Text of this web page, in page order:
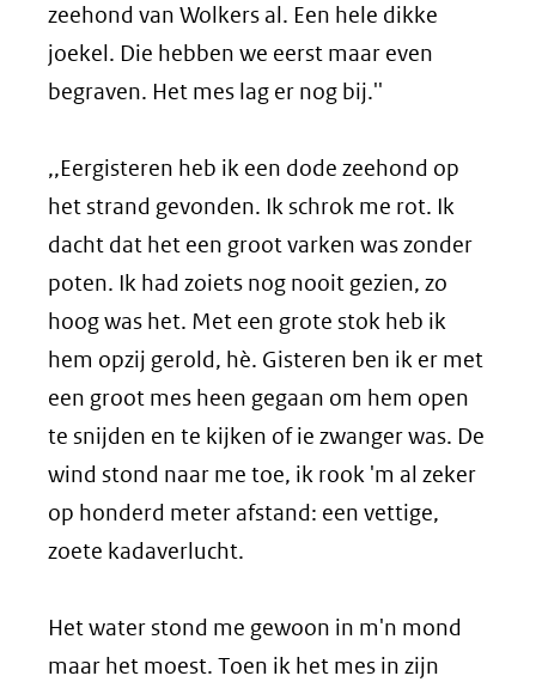
zeehond van Wolkers al. Een hele dikke
joekel. Die hebben we eerst maar even
begraven. Het mes lag er nog bij.''
,,Eergisteren heb ik een dode zeehond op
het strand gevonden. Ik schrok me rot. Ik
dacht dat het een groot varken was zonder
poten. Ik had zoiets nog nooit gezien, zo
hoog was het. Met een grote stok heb ik
hem opzij gerold, hè. Gisteren ben ik er met
een groot mes heen gegaan om hem open
te snijden en te kijken of ie zwanger was. De
wind stond naar me toe, ik rook 'm al zeker
op honderd meter afstand: een vettige,
zoete kadaverlucht.
Het water stond me gewoon in m'n mond
maar het moest. Toen ik het mes in zijn